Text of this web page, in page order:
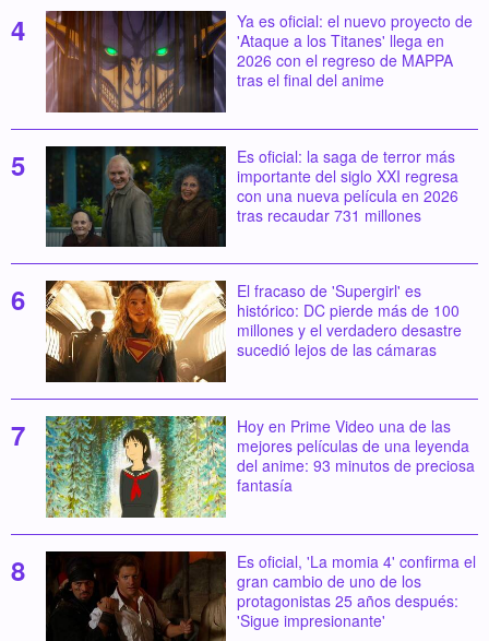
Ya es oficial: el nuevo proyecto de
'Ataque a los Titanes' llega en
2026 con el regreso de MAPPA
tras el final del anime
Es oficial: la saga de terror más
importante del siglo XXI regresa
con una nueva película en 2026
tras recaudar 731 millones
El fracaso de 'Supergirl' es
histórico: DC pierde más de 100
millones y el verdadero desastre
sucedió lejos de las cámaras
Hoy en Prime Video una de las
mejores películas de una leyenda
del anime: 93 minutos de preciosa
fantasía
Es oficial, 'La momia 4' confirma el
gran cambio de uno de los
protagonistas 25 años después:
'Sigue impresionante'